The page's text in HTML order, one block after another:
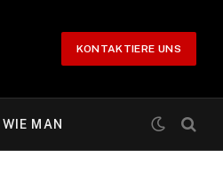
KONTAKTIERE UNS
WIE MAN